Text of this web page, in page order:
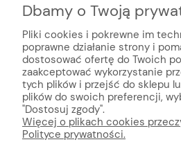
© Internetowy sklep lakierniczy
xlak.pl to godny zaufania sklep z
oferujący profesjonalną chemie online,
Dbamy o Twoją
Pliki cookies i pokrewne im
poprawne działanie strony i
dostosować ofertę do Twoich
zaakceptować wykorzystanie
tych plików i przejść do sklepu
plików do swoich preferencji,
"Dostosuj zgody".
Więcej o plikach cookies
Polityce prywatności.